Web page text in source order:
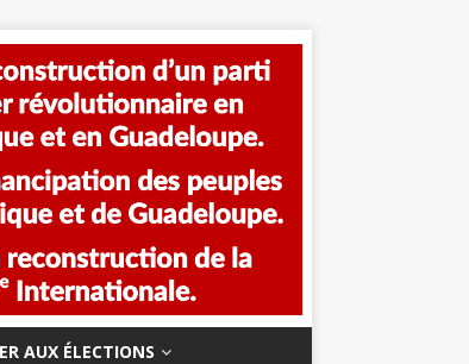
AUX ÉLECTIONS